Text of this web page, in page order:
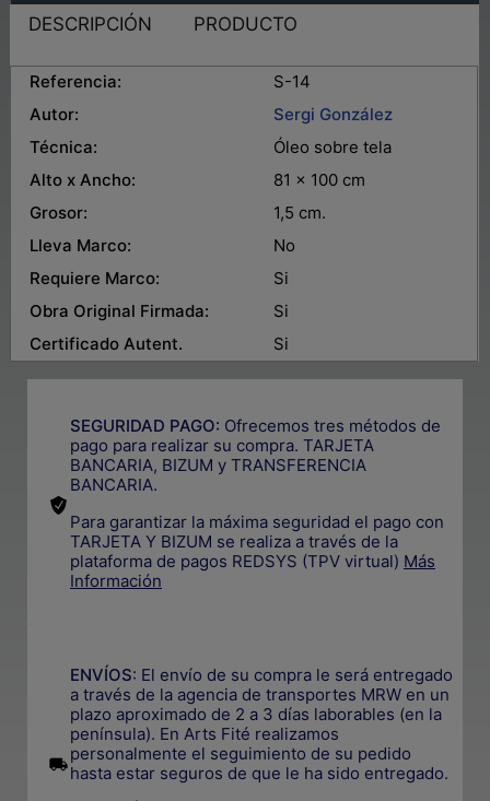
DESCRIPCIÓN PRODUCTO
Referencia:
S-14
Autor:
Sergi González
Técnica:
Óleo sobre tela
Alto x Ancho:
81 x 100 cm
Grosor:
1,5 cm.
Lleva Marco:
No
Requiere Marco:
Si
Obra Original Firmada:
Si
Certificado Autent.
Si
SEGURIDAD PAGO: Ofrecemos tres métodos de
pago para realizar su compra. TARJETA
BANCARIA, BIZUM y TRANSFERENCIA
BANCARIA.
Para garantizar la máxima seguridad el pago con
TARJETA Y BIZUM se realiza a través de la
plataforma de pagos REDSYS (TPV virtual) Más
Información
ENVÍOS: El envío de su compra le será entregado
a través de la agencia de transportes MRW en un
plazo aproximado de 2 a 3 días laborables (en la
península). En Arts Fité realizamos
personalmente el seguimiento de su pedido
hasta estar seguros de que le ha sido entregado.